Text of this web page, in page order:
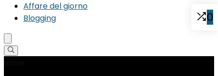
Affare del giorno
Blogging
0